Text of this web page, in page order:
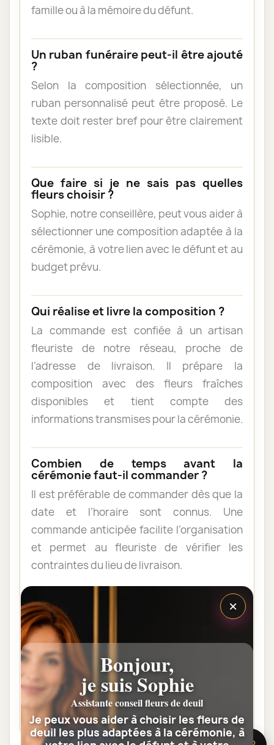
famille ou à la mémoire du défunt.
Un ruban funéraire peut-il être ajouté
?
Selon la composition sélectionnée, un
ruban personnalisé peut être proposé. Le
texte doit rester bref pour être clairement
lisible.
Que faire si je ne sais pas quelles
fleurs choisir ?
Sophie, notre conseillère, peut vous aider à
sélectionner une composition adaptée à la
cérémonie, à votre lien avec le défunt et au
budget prévu.
Qui réalise et livre la composition ?
La commande est confiée à un artisan
fleuriste de notre réseau, proche de
l’adresse de livraison. Il prépare la
composition avec des fleurs fraîches
disponibles et tient compte des
informations transmises pour la cérémonie.
Combien de temps avant la
cérémonie faut-il commander ?
Il est préférable de commander dès que la
date et l’horaire sont connus. Une
commande anticipée facilite l’organisation
et permet au fleuriste de vérifier les
contraintes du lieu de livraison.
Les fleurs peuvent-elles être livrées
au domicile de la famille ?
Oui. Une composition de condoléances
peut être livrée au domicile avant ou après
la cérémonie. Vérifiez simplement que
quelqu’un pourra réceptionner les fleurs.
×
Bonjour,
je suis Sophie
Assistante conseil fleurs de deuil
Je peux vous aider à choisir les fleurs de
deuil les plus adaptées à la cérémonie, à